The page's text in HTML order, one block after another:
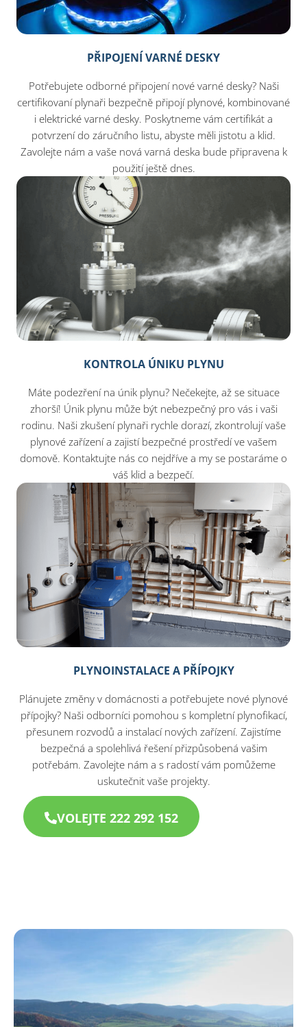
PŘIPOJENÍ VARNÉ DESKY
Potřebujete odborné připojení nové varné desky? Naši
certifikovaní plynaři bezpečně připojí plynové, kombinované
i elektrické varné desky. Poskytneme vám certifikát a
potvrzení do záručního listu, abyste měli jistotu a klid.
Zavolejte nám a vaše nová varná deska bude připravena k
použití ještě dnes.
KONTROLA ÚNIKU PLYNU
Máte podezření na únik plynu? Nečekejte, až se situace
zhorší! Únik plynu může být nebezpečný pro vás i vaši
rodinu. Naši zkušení plynaři rychle dorazí, zkontrolují vaše
plynové zařízení a zajistí bezpečné prostředí ve vašem
domově. Kontaktujte nás co nejdříve a my se postaráme o
váš klid a bezpečí.
PLYNOINSTALACE A PŘÍPOJKY
Plánujete změny v domácnosti a potřebujete nové plynové
přípojky? Naši odborníci pomohou s kompletní plynofikací,
přesunem rozvodů a instalací nových zařízení. Zajistíme
bezpečná a spolehlivá řešení přizpůsobená vašim
potřebám. Zavolejte nám a s radostí vám pomůžeme
uskutečnit vaše projekty.
VOLEJTE 222 292 152